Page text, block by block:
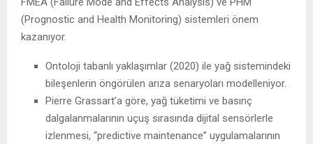
(Prognostic and Health Monitoring) sistemleri önem
kazanıyor.
Ontoloji tabanlı yaklaşımlar (2020) ile yağ sistemindeki
bileşenlerin öngörülen arıza senaryoları modelleniyor.
Pierre Grassart’a göre, yağ tüketimi ve basınç
dalgalanmalarının uçuş sırasında dijital sensörlerle
izlenmesi, “predictive maintenance” uygulamalarının